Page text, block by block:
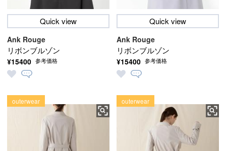
Quick view
リボンブルゾン
Ank Rouge
¥15400 参考価格
Quick view
リボンブルゾン
Ank Rouge
¥15400 参考価格
outerwear outerwear